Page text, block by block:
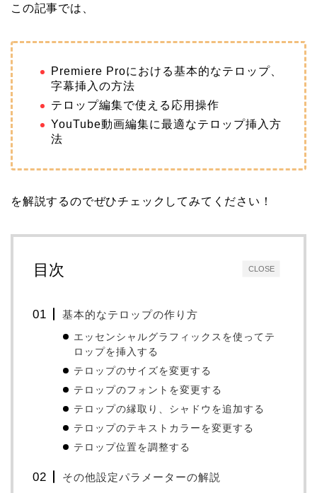
この記事では、
Premiere Proにおける基本的なテロップ、
字幕挿入の方法
テロップ編集で使える応用操作
YouTube動画編集に最適なテロップ挿入方
法
を解説するのでぜひチェックしてみてください！
CLOSE
目次
基本的なテロップの作り方
エッセンシャルグラフィックスを使ってテ
ロップを挿入する
テロップのサイズを変更する
テロップのフォントを変更する
テロップの縁取り、シャドウを追加する
テロップのテキストカラーを変更する
テロップ位置を調整する
その他設定パラメーターの解説